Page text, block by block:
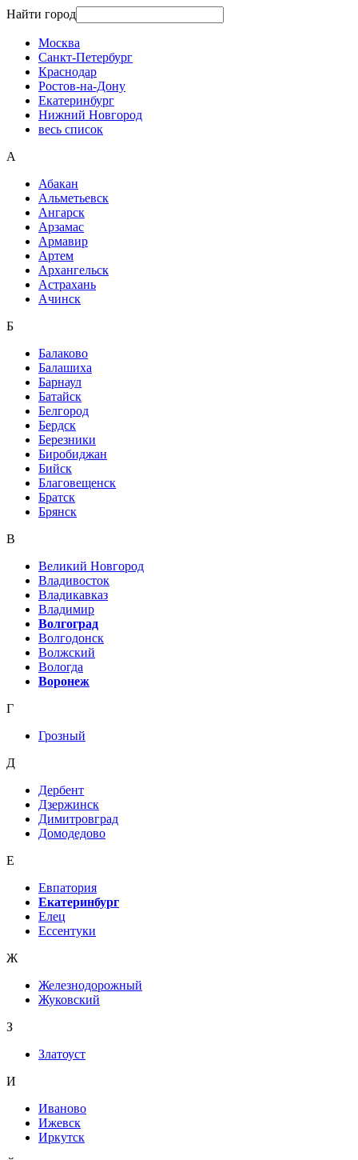
Найти город
Москва
Санкт-Петербург
Краснодар
Ростов-на-Дону
Екатеринбург
Нижний Новгород
весь список
А
Абакан
Альметьевск
Ангарск
Арзамас
Армавир
Артем
Архангельск
Астрахань
Ачинск
Б
Балаково
Балашиха
Барнаул
Батайск
Белгород
Бердск
Березники
Биробиджан
Бийск
Благовещенск
Братск
Брянск
В
Великий Новгород
Владивосток
Владикавказ
Владимир
Волгоград
Волгодонск
Волжский
Вологда
Воронеж
Г
Грозный
Д
Дербент
Дзержинск
Димитровград
Домодедово
Е
Евпатория
Екатеринбург
Елец
Ессентуки
Ж
Железнодорожный
Жуковский
З
Златоуст
И
Иваново
Ижевск
Иркутск